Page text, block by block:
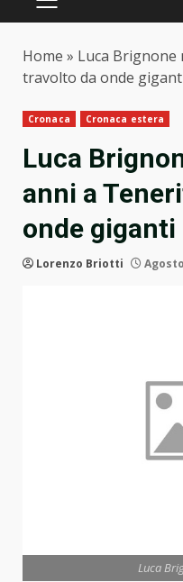
PRIMARY
Home » Luca Brignone
travolto da onde
Cronaca Cronaca estera
Luca
anni a
onde giganti
Lorenzo Briotti
Luca